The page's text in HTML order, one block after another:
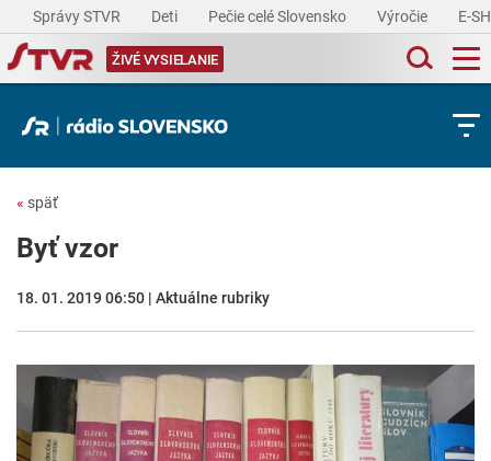
Správy STVR Deti Pečie celé Slovensko Výročie E-
ŽIVÉ VYSIELANIE
« späť
Byť vzor
18. 01. 2019 06:50 | Aktuálne rubriky